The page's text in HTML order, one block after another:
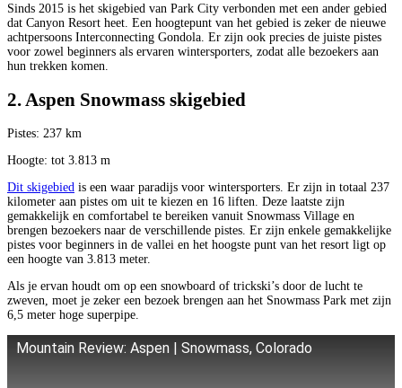
Sinds 2015 is het skigebied van Park City verbonden met een ander gebied
dat Canyon Resort heet. Een hoogtepunt van het gebied is zeker de nieuwe
achtpersoons Interconnecting Gondola. Er zijn ook precies de juiste pistes
voor zowel beginners als ervaren wintersporters, zodat alle bezoekers aan
hun trekken komen.
2. Aspen Snowmass skigebied
Pistes: 237 km
Hoogte: tot 3.813 m
Dit skigebied is een waar paradijs voor wintersporters. Er zijn in totaal 237
kilometer aan pistes om uit te kiezen en 16 liften. Deze laatste zijn
gemakkelijk en comfortabel te bereiken vanuit Snowmass Village en
brengen bezoekers naar de verschillende pistes. Er zijn enkele gemakkelijke
pistes voor beginners in de vallei en het hoogste punt van het resort ligt op
een hoogte van 3.813 meter.
Als je ervan houdt om op een snowboard of trickski’s door de lucht te
zweven, moet je zeker een bezoek brengen aan het Snowmass Park met zijn
6,5 meter hoge superpipe.
Mountain Review: Aspen | Snowmass, Colorado